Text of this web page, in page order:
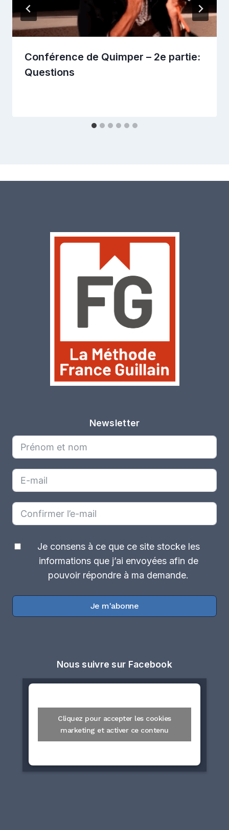
Conférence de Quimper – 2e partie:
Questions
Newsletter
Je consens à ce que ce site stocke les
informations que j’ai envoyées afin de
pouvoir répondre à ma demande.
Je m'abonne
Nous suivre sur Facebook
Cliquez pour accepter les cookies
marketing et activer ce contenu